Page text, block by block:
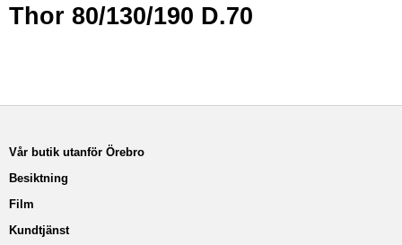
Thor 80/130/190 D.70
Vår butik utanför Örebro
Besiktning
Film
Kundtjänst